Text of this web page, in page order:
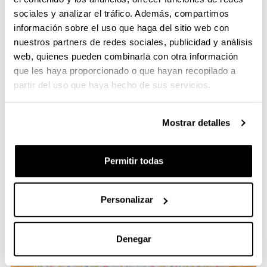
sociales y analizar el tráfico. Además, compartimos
información sobre el uso que haga del sitio web con
nuestros partners de redes sociales, publicidad y análisis
web, quienes pueden combinarla con otra información
que les haya proporcionado o que hayan recopilado a
partir del uso que haya hecho de sus servicios.
Mostrar detalles
Permitir todas
Personalizar
Denegar
mismo día y a la misma hora en que se lanzó la
bomba atómica.
Intervención del rector de la EHU Joxerramon
Bengoetxea en la Universidad de Hiroshima
06/08/2025:https://vimeo.com/1108339065